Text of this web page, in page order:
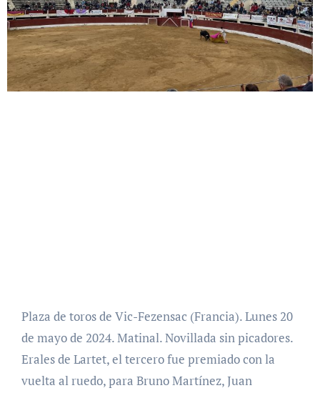
Plaza de toros de Vic-Fezensac (Francia). Lunes 20
de mayo de 2024. Matinal. Novillada sin picadores.
Erales de Lartet, el tercero fue premiado con la
vuelta al ruedo, para Bruno Martínez, Juan